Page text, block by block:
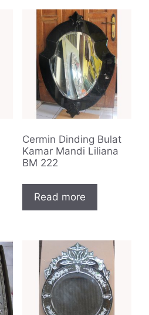
Cermin Dinding Bulat
Kamar Mandi Liliana
BM 222
Read more